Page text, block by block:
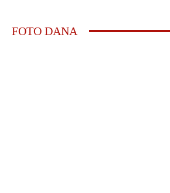
FOTO DANA